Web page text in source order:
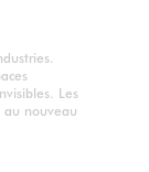
Les
nouveau